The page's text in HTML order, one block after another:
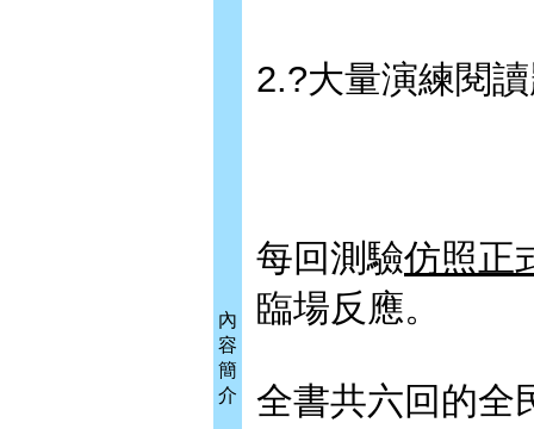
內
容
簡
介
2.?大量演練閱
每回測驗仿照正
臨場反應。
全書共六回的全